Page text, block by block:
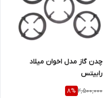
چدن گاز مدل اخوان میلاد
رابیتس
2,500,000
8%